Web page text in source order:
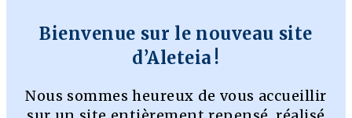
Bienvenue sur le nouveau site
d’Aleteia !
Nous sommes heureux de vous accueillir